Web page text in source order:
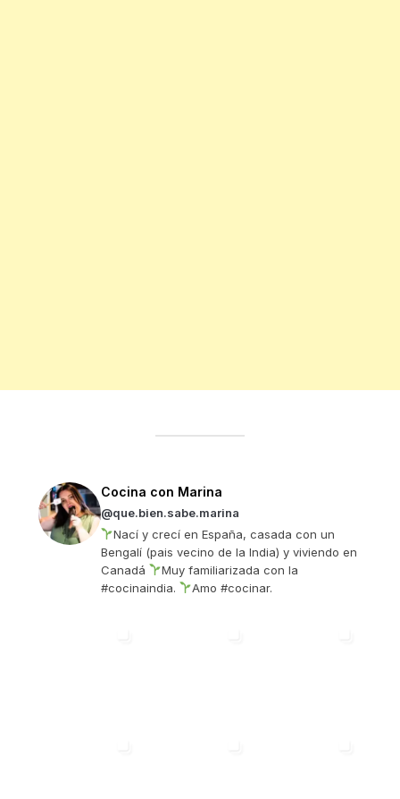
Cocina con Marina
@que.bien.sabe.marina
Nací y crecí en España, casada con un
Bengalí (pais vecino de la India) y viviendo en
Canadá
Muy familiarizada con la
#cocinaindia.
Amo #cocinar.